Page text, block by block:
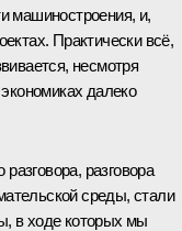
машиностроения, и,
Практически всё,
несмотря
далеко
разговора
среды, стали
в ходе которых мы